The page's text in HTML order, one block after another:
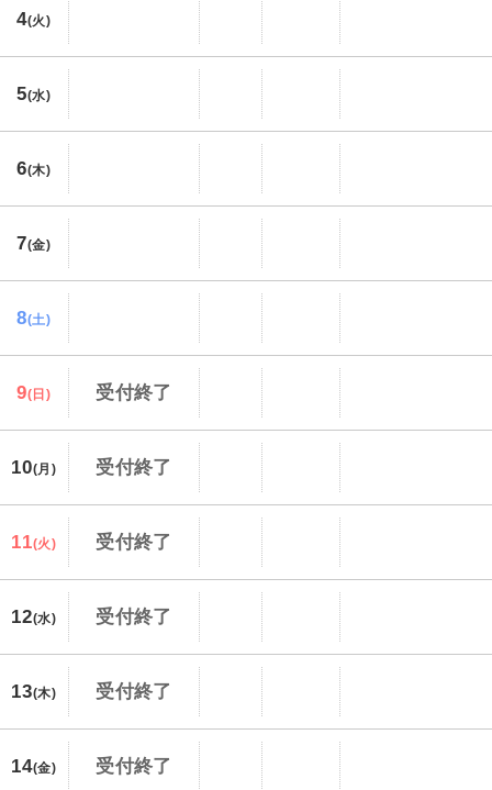
4(火)
5(水)
6(木)
7(金)
8(土)
9(日) 受付終了
10(月) 受付終了
11(火) 受付終了
12(水) 受付終了
13(木) 受付終了
14(金) 受付終了